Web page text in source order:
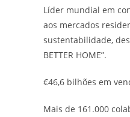
Líder mundial em
aos mercados
sustentabilidade,
BETTER HOME”.
€46,6 bilhões em
Mais de 161.000